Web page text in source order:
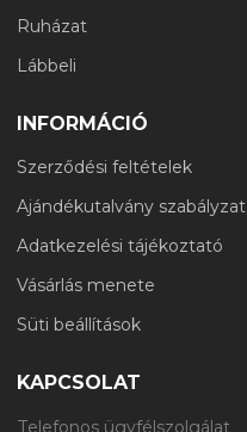
Ruházat
Lábbeli
INFORMÁCIÓ
Szerződési feltételek
Ajándékutalvány szabályzat
Adatkezelési tájékoztató
Vásárlás menete
Süti beállítások
KAPCSOLAT
Telefonos ügyfélszolgálat